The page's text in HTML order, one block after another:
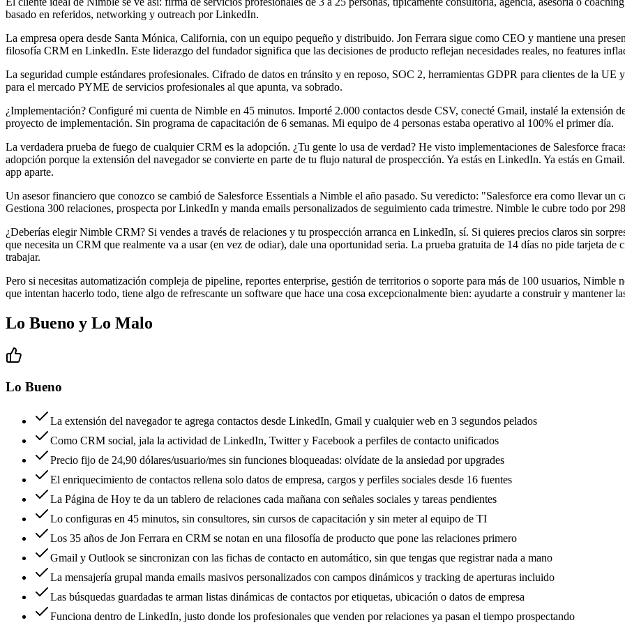
basado en referidos, networking y outreach por LinkedIn.
La empresa opera desde Santa Mónica, California, con un equipo pequeño y distribuido. Jon Ferrara sigue como CEO y mantiene una
filosofía CRM en LinkedIn. Este liderazgo del fundador significa que las decisiones de producto reflejan necesidades reales, no features
La seguridad cumple estándares profesionales. Cifrado de datos en tránsito y en reposo, SOC 2, herramientas GDPR para clientes de la
para el mercado PYME de servicios profesionales al que apunta, va sobrado.
¿Implementación? Configuré mi cuenta de Nimble en 45 minutos. Importé 2.000 contactos desde CSV, conecté Gmail, instalé la extensión
proyecto de implementación. Sin programa de capacitación de 6 semanas. Mi equipo de 4 personas estaba operativo al 100% el primer día.
La verdadera prueba de fuego de cualquier CRM es la adopción. ¿Tu gente lo usa de verdad? He visto implementaciones de Salesforce
adopción porque la extensión del navegador se convierte en parte de tu flujo natural de prospección. Ya estás en LinkedIn. Ya estás en
app aparte.
Un asesor financiero que conozco se cambió de Salesforce Essentials a Nimble el año pasado. Su veredicto: "Salesforce era como llevar
Gestiona 300 relaciones, prospecta por LinkedIn y manda emails personalizados de seguimiento cada trimestre. Nimble le cubre todo por
¿Deberías elegir Nimble CRM? Si vendes a través de relaciones y tu prospección arranca en LinkedIn, sí. Si quieres precios claros sin
que necesita un CRM que realmente va a usar (en vez de odiar), dale una oportunidad seria. La prueba gratuita de 14 días no pide tarjeta
trabajar.
Pero si necesitas automatización compleja de pipeline, reportes enterprise, gestión de territorios o soporte para más de 100 usuarios,
que intentan hacerlo todo, tiene algo de refrescante un software que hace una cosa excepcionalmente bien: ayudarte a construir y mantener
Lo Bueno y Lo Malo
Lo Bueno
La extensión del navegador te agrega contactos desde LinkedIn, Gmail y cualquier web en 3 segundos pelados
Como CRM social, jala la actividad de LinkedIn, Twitter y Facebook a perfiles de contacto unificados
Precio fijo de 24,90 dólares/usuario/mes sin funciones bloqueadas: olvídate de la ansiedad por upgrades
El enriquecimiento de contactos rellena solo datos de empresa, cargos y perfiles sociales desde 16 fuentes
La Página de Hoy te da un tablero de relaciones cada mañana con señales sociales y tareas pendientes
Lo configuras en 45 minutos, sin consultores, sin cursos de capacitación y sin meter al equipo de TI
Los 35 años de Jon Ferrara en CRM se notan en una filosofía de producto que pone las relaciones primero
Gmail y Outlook se sincronizan con las fichas de contacto en automático, sin que tengas que registrar nada a mano
La mensajería grupal manda emails masivos personalizados con campos dinámicos y tracking de aperturas incluido
Las búsquedas guardadas te arman listas dinámicas de contactos por etiquetas, ubicación o datos de empresa
Funciona dentro de LinkedIn, justo donde los profesionales que venden por relaciones ya pasan el tiempo prospectando